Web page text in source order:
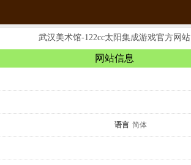
武汉美术馆-122cc太阳集成游戏官方网站
网站信息
语言 简体